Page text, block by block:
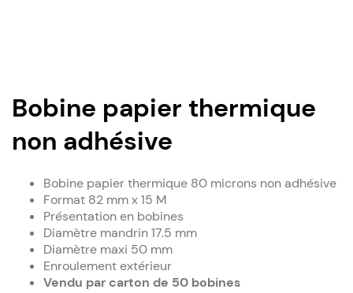
Bobine papier thermique
non adhésive
Bobine papier thermique 80 microns non adhésive
Format 82 mm x 15 M
Présentation en bobines
Diamètre mandrin 17.5 mm
Diamètre maxi 50 mm
Enroulement extérieur
Vendu par carton de 50 bobines